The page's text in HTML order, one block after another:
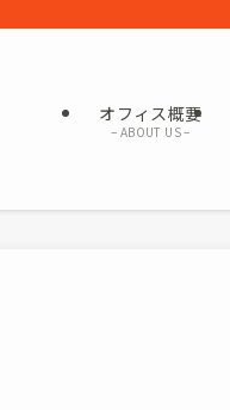
オフィス概要
– ABOUT US –